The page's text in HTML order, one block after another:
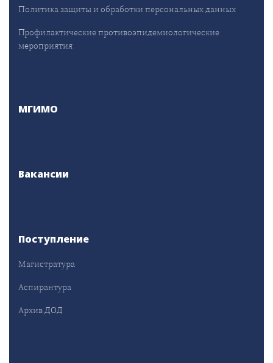
Политика защиты и обработки персональных данных
Профилактические противоэпидемиологические
мероприятия
МГИМО
Вакансии
Поступление
Магистратура
Аспирантура
Архив ДОД